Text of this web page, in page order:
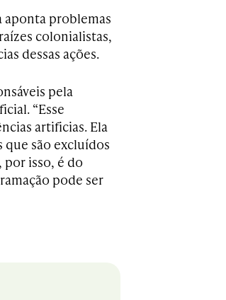
aponta problemas
colonialistas,
dessas ações.
pela
“Esse
artificias. Ela
que são excluídos
por isso, é do
pode ser